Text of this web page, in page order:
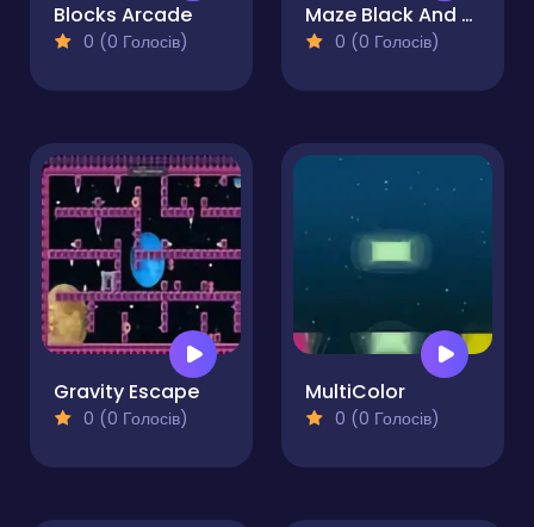
Blocks Arcade
0 (0 Голосів)
Maze Black And Withe
0 (0 Голосів)
Gravity Escape
0 (0 Голосів)
MultiColor
0 (0 Голосів)